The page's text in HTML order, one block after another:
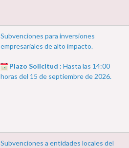
Subvenciones para inversiones
empresariales de alto impacto.
Plazo Solicitud : Hasta las 14:00
horas del 15 de septiembre de 2026.
Subvenciones a entidades locales del